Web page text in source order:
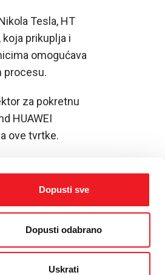
Dopusti sve
Dopusti odabrano
Uskrati
Tesla, HT
prikuplja i
omogućava
procesu.
za pokretnu
HUAWEI
ove tvrtke.